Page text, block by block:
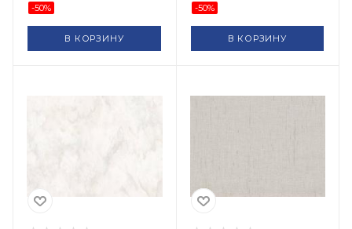
-50%
В КОРЗИНУ
-50%
В КОРЗИНУ